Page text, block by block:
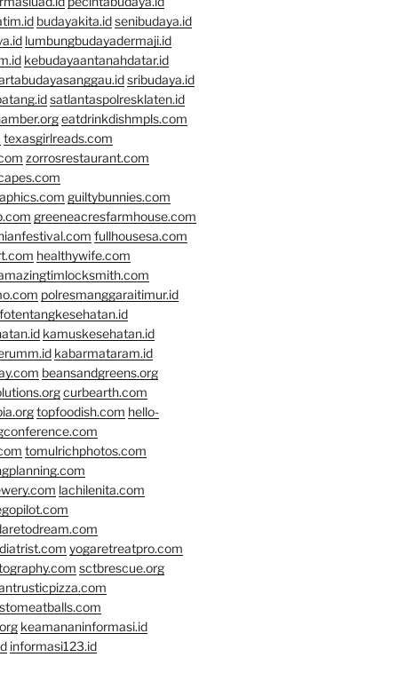
budayakita.id senibudaya.id
lumbungbudayadermaji.id
kebudayaantanahdatar.id
sribudaya.id
satlantaspolresklaten.id
eatdrinkdishmpls.com
texasgirlreads.com
zorrosrestaurant.com
guiltybunnies.com
greeneacresfarmhouse.com
fullhousesa.com
healthywife.com
polresmanggaraitimur.id
kamuskesehatan.id
kabarmataram.id
beansandgreens.org
curbearth.com
topfoodish.com hello-
tomulrichphotos.com
lachilenita.com
yogaretreatpro.com
sctbrescue.org
keamananinformasi.id
informasi123.id